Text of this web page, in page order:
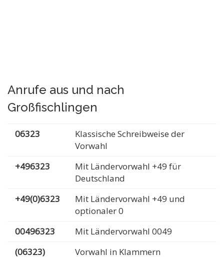
Anrufe aus und nach
Großfischlingen
06323
Klassische Schreibweise der
Vorwahl
+496323
Mit Ländervorwahl +49 für
Deutschland
+49(0)6323
Mit Ländervorwahl +49 und
optionaler 0
00496323
Mit Ländervorwahl 0049
(06323)
Vorwahl in Klammern